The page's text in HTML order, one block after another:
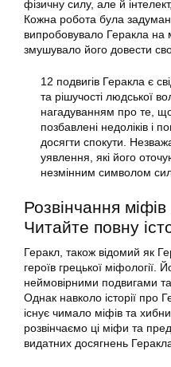
фізичну силу, але й
Кожна робота була
випробовувало Геракла на
змушувало його довести
12 подвигів Геракла є
та рішучості людської
нагадуванням про те, що
позбавлені недоліків і
досягти спокути.
уявлення, які його
незмінним символом
Розвінчання
Читайте повну
Геракл, також відомий як
героїв грецької міфології.
неймовірними подвигами
Однак навколо історії про
існує чимало міфів та
розвінчаємо ці міфи та
видатних досягнень